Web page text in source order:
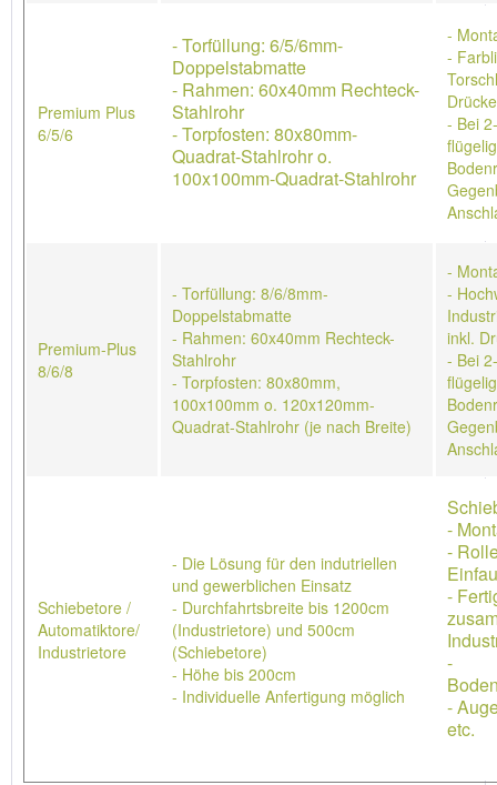
Premium Plus
6/5/6
- Torfüllung: 6/5/6mm-
Doppelstabmatte
- Rahmen: 60x40mm Rechteck-
Stahlrohr
- Torpfosten: 80x80mm-
Quadrat-Stahlrohr o.
100x100mm-Quadrat-Stahlrohr
-
-
- Bei
Premium-Plus
8/6/8
- Torfüllung: 8/6/8mm-
Doppelstabmatte
- Rahmen: 60x40mm Rechteck-
Stahlrohr
- Torpfosten: 80x80mm,
100x100mm o. 120x120mm-
Quadrat-Stahlrohr (je nach Breite)
-
-
inkl.
- Bei
Schiebetore /
Automatiktore/
Industrietore
- Die Lösung für den indutriellen
und gewerblichen Einsatz
- Durchfahrtsbreite bis 1200cm
(Industrietore) und 500cm
(Schiebetore)
- Höhe bis 200cm
- Individuelle Anfertigung möglich
-
-
-
-
-
etc.